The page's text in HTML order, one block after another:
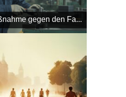
gegen den Fa...